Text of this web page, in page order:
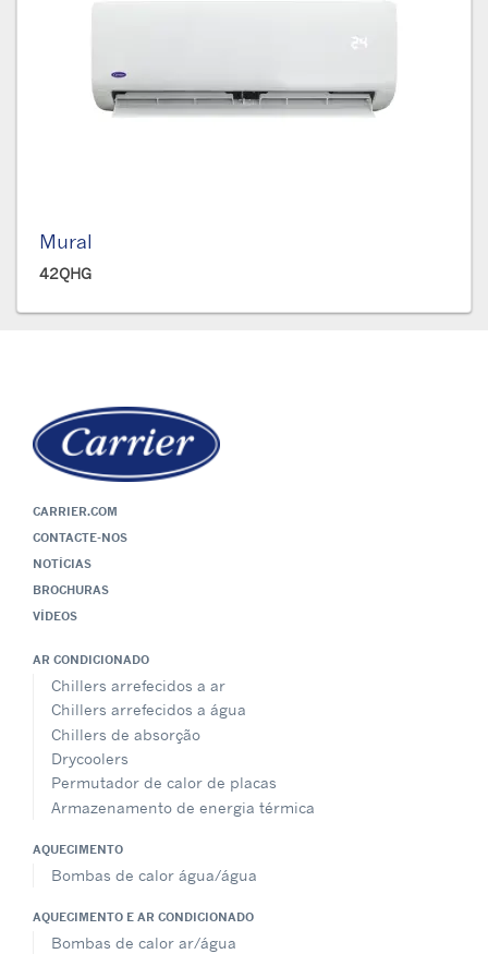
Mural
42QHG
CARRIER.COM
CONTACTE-NOS
NOTÍCIAS
BROCHURAS
VÍDEOS
AR CONDICIONADO
Chillers arrefecidos a ar
Chillers arrefecidos a água
Chillers de absorção
Drycoolers
Permutador de calor de placas
Armazenamento de energia térmica
AQUECIMENTO
Bombas de calor água/água
AQUECIMENTO E AR CONDICIONADO
Bombas de calor ar/água